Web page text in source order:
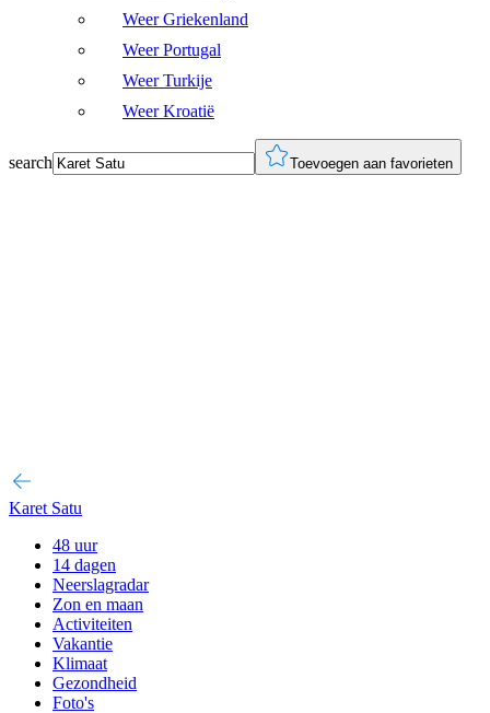
Weer Griekenland
Weer Portugal
Weer Turkije
Weer Kroatië
search Toevoegen aan favorieten
Karet Satu
48 uur
14 dagen
Neerslagradar
Zon en maan
Activiteiten
Vakantie
Klimaat
Gezondheid
Foto's